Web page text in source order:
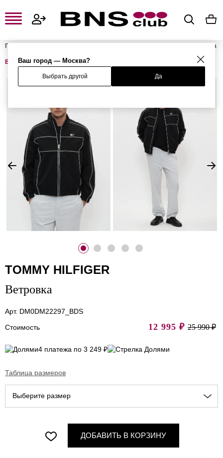
Ваш город — Москва?
Выбрать другой Да
Главная
Мужская одежда
Ветровка
TOMMY HILFIGER
Ветровка
Арт. DM0DM22297_BDS
Стоимость
12 995 ₽ 25 990 ₽
4 платежа по 3 249 ₽
Таблица размеров
Выберите размер
ДОБАВИТЬ В КОРЗИНУ